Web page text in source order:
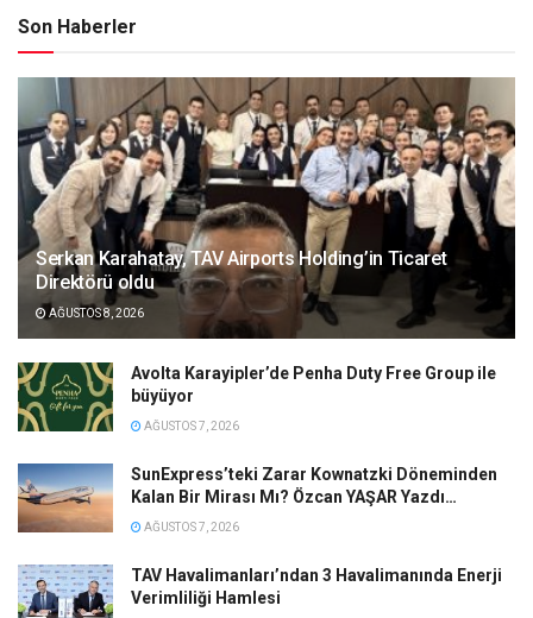
Son Haberler
Serkan Karahatay, TAV Airports Holding’in Ticaret
Direktörü oldu
AĞUSTOS 8, 2026
Avolta Karayipler’de Penha Duty Free Group ile
büyüyor
AĞUSTOS 7, 2026
SunExpress’teki Zarar Kownatzki Döneminden
Kalan Bir Mirası Mı? Özcan YAŞAR Yazdı…
AĞUSTOS 7, 2026
TAV Havalimanları’ndan 3 Havalimanında Enerji
Verimliliği Hamlesi